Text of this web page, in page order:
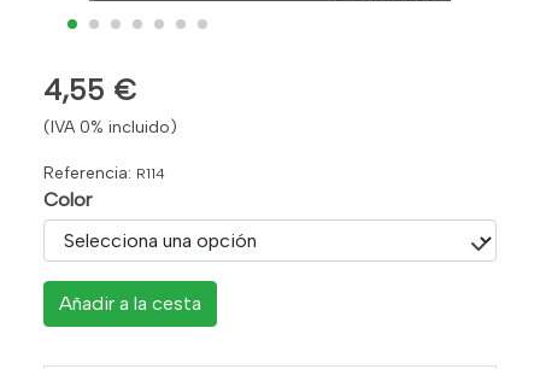
4,55 €
(IVA 0% incluido)
Referencia: R114
Color
Añadir a la cesta